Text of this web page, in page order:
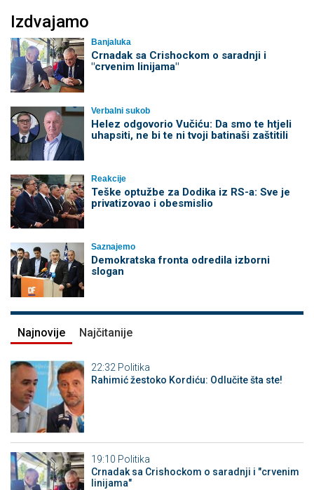
Izdvajamo
Banjaluka
Crnadak sa Crishockom o saradnji i
"crvenim linijama"
Verbalni sukob
Helez odgovorio Vučiću: Da smo te htjeli
uhapsiti, ne bi te ni tvoji batinaši zaštitili
Reakcije
Teške optužbe za Dodika iz RS-a: Sve je
privatizovao i obesmislio
Saznajemo
Demokratska fronta odredila izborni
slogan
Najnovije Najčitanije
22:32 Politika
Rahimić žestoko Kordiću: Odlučite šta ste!
19:10 Politika
Crnadak sa Crishockom o saradnji i "crvenim
linijama"